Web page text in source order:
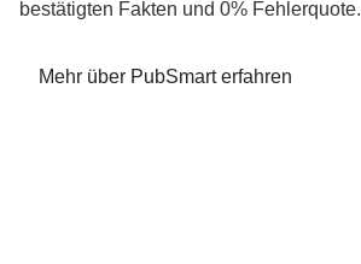
bestätigten Fakten und 0% Fehlerquote.
Mehr über PubSmart erfahren